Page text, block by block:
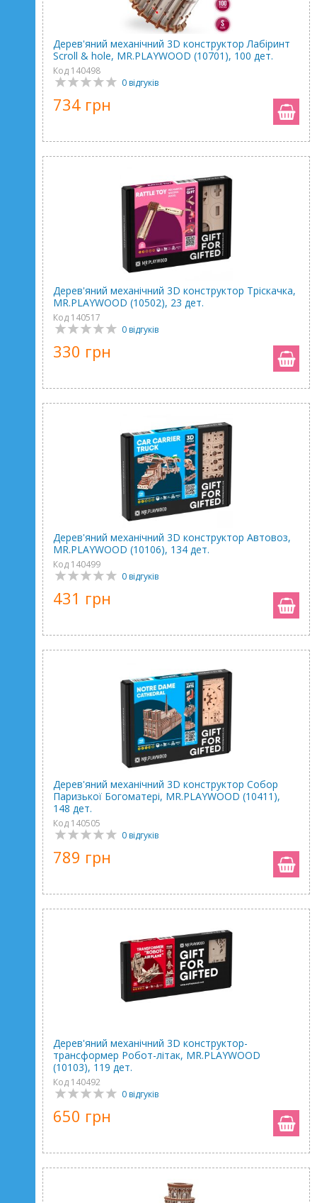
Дерев'яний механічний 3D конструктор Лабіринт
Scroll & hole, MR.PLAYWOOD (10701), 100 дет.
Код 140498
0 відгуків
734 грн
Дерев'яний механічний 3D конструктор Тріскачка,
MR.PLAYWOOD (10502), 23 дет.
Код 140517
0 відгуків
330 грн
Дерев'яний механічний 3D конструктор Автовоз,
MR.PLAYWOOD (10106), 134 дет.
Код 140499
0 відгуків
431 грн
Дерев'яний механічний 3D конструктор Собор
Паризької Богоматері, MR.PLAYWOOD (10411),
148 дет.
Код 140505
0 відгуків
789 грн
Дерев'яний механічний 3D конструктор-
трансформер Робот-літак, MR.PLAYWOOD
(10103), 119 дет.
Код 140492
0 відгуків
650 грн